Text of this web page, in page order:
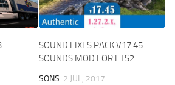
SOUND FIXES PACK V17.45
SOUNDS MOD FOR ETS2
SONS 2 JUL, 2017